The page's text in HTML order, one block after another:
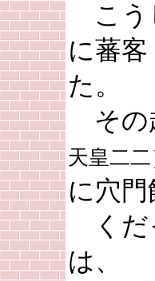
こう
に蕃客
た。
その
天皇二二
に穴
くだ
は、